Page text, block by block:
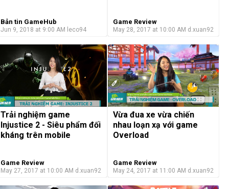
Bản tin GameHub
Jun 9, 2018 at 9:00 AM leco94
Game Review
May 28, 2017 at 10:00 AM d.xuan92
Trải nghiệm game
Injustice 2 - Siêu phẩm đối
kháng trên mobile
Game Review
May 27, 2017 at 10:00 AM d.xuan92
Vừa đua xe vừa chiến
nhau loạn xạ với game
Overload
Game Review
May 24, 2017 at 11:00 AM d.xuan92